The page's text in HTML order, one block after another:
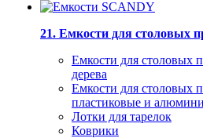
21. Емкости для столовых
Емкости для столовых
дерева
Емкости для столовых
пластиковые и
Лотки для тарелок
Коврики